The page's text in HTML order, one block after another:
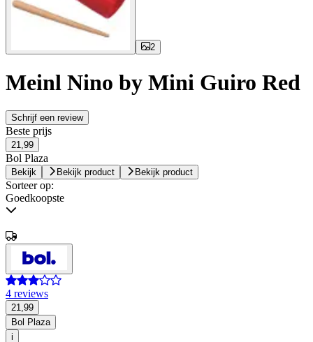
2
Meinl Nino by Mini Guiro Red
Schrijf een review
Beste prijs
21,99
Bol Plaza
Bekijk Bekijk product Bekijk product
Sorteer op:
Goedkoopste
4 reviews
21,99
Bol Plaza
i